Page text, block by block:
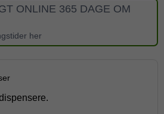
ONLINE 365 DAGE OM
her